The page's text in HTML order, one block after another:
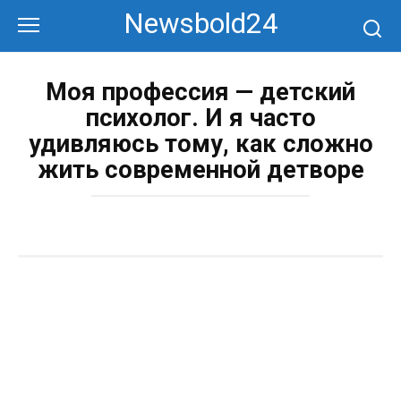
контенту
Newsbold24
Моя профессия — детский
психолог. И я часто
удивляюсь тому, как сложно
жить современной детворе